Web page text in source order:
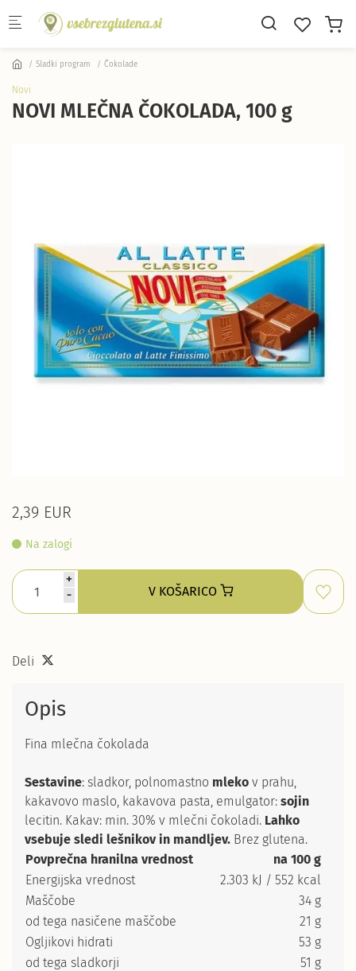
Skip to main content
Sladki program Čokolade
Novi
NOVI MLEČNA ČOKOLADA, 100 g
2,39 EUR
Na zalogi
+
-
V KOŠARICO
Deli
Opis
Fina mlečna čokolada
Sestavine: sladkor, polnomastno mleko v prahu,
kakavovo maslo, kakavova pasta, emulgator: sojin
lecitin. Kakav: min. 30% v mlečni čokoladi. Lahko
vsebuje sledi lešnikov in mandljev. Brez glutena.
Povprečna hranilna vrednost
na 100 g
Energijska vrednost
2.303 kJ / 552 kcal
Maščobe
34 g
od tega nasičene maščobe
21 g
Ogljikovi hidrati
53 g
od tega sladkorji
51 g